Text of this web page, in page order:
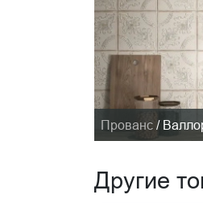
Прованс /
Другие